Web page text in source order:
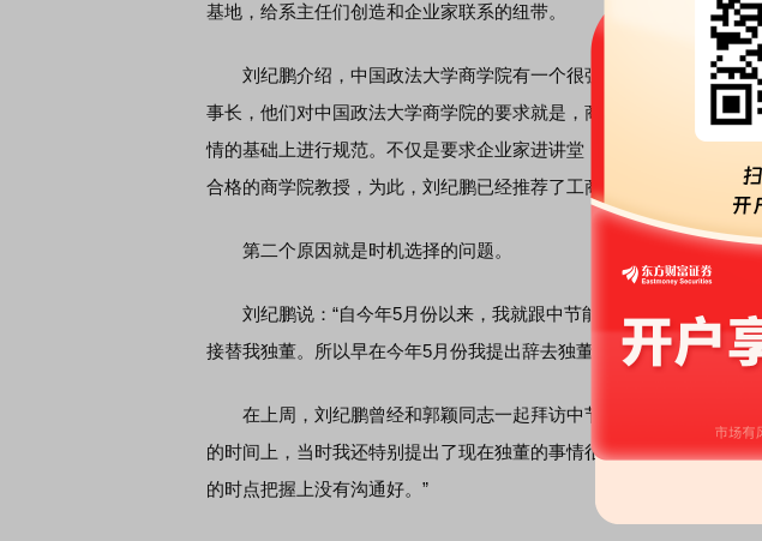
基地，给系主任们创造和企业家联系的纽带。
刘纪鹏介绍，中国政法大学商学院有一个很强的理事会，孔丹同志
事长，他们对中国政法大学商学院的要求就是，商学院要理论联系实
情的基础上进行规范。不仅是要求企业家进讲堂，也要求我们的青年
合格的商学院教授，为此，刘纪鹏已经推荐了工商管理系的三位教授
第二个原因就是时机选择的问题。
刘纪鹏说：“自今年5月份以来，我就跟中节能集团的宋鑫董事长商
接替我独董。所以早在今年5月份我提出辞去独董，那时候还没有康美
在上周，刘纪鹏曾经和郭颖同志一起拜访中节能公司相关人士。关
的时间上，当时我还特别提出了现在独董的事情很敏感，要错开敏感
的时点把握上没有沟通好。”